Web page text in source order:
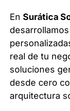
En Surática
real de tu
soluciones
desde cero
arquitectura